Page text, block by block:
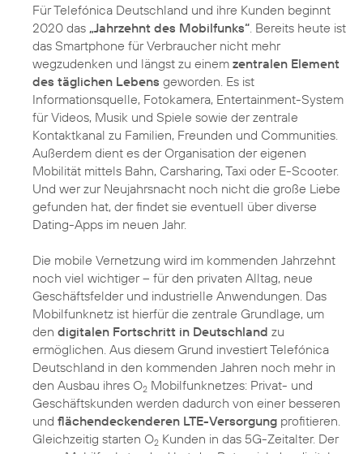
Für Telefónica Deutschland und ihre Kunden beginnt
2020 das „Jahrzehnt des Mobilfunks“ . Bereits heute ist
das Smartphone für Verbraucher nicht mehr
wegzudenken und längst zu einem zentralen Element
des täglichen Lebens geworden. Es ist
Informationsquelle, Fotokamera, Entertainment-System
für Videos, Musik und Spiele sowie der zentrale
Kontaktkanal zu Familien, Freunden und Communities.
Außerdem dient es der Organisation der eigenen
Mobilität mittels Bahn, Carsharing, Taxi oder E-Scooter.
Und wer zur Neujahrsnacht noch nicht die große Liebe
gefunden hat, der findet sie eventuell über diverse
Dating-Apps im neuen Jahr.
Die mobile Vernetzung wird im kommenden Jahrzehnt
noch viel wichtiger – für den privaten Alltag, neue
Geschäftsfelder und industrielle Anwendungen. Das
Mobilfunknetz ist hierfür die zentrale Grundlage, um
den digitalen Fortschritt in Deutschland zu
ermöglichen. Aus diesem Grund investiert Telefónica
Deutschland in den kommenden Jahren noch mehr in
den Ausbau ihres O2 Mobilfunknetzes: Privat- und
Geschäftskunden werden dadurch von einer besseren
und flächendeckenderen LTE-Versorgung profitieren.
Gleichzeitig starten O2 Kunden in das 5G-Zeitalter. Der